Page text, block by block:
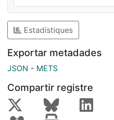
Estadístiques
Exportar metadades
JSON - METS
Compartir registre